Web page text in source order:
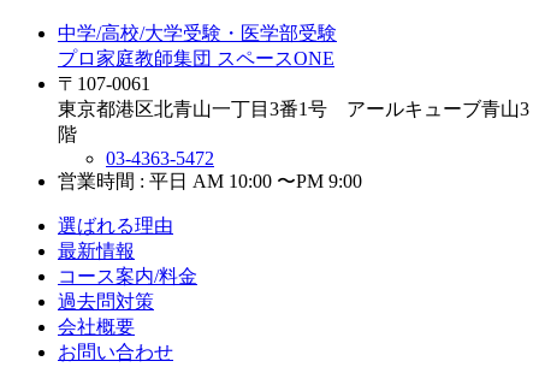
中学/高校/大学受験・医学部受験
プロ家庭教師集団 スペースONE
〒107-0061
東京都港区北青山一丁目3番1号 アールキューブ青山3
階
03-4363-5472
営業時間 : 平日 AM 10:00 〜PM 9:00
選ばれる理由
最新情報
コース案内/料金
過去問対策
会社概要
お問い合わせ